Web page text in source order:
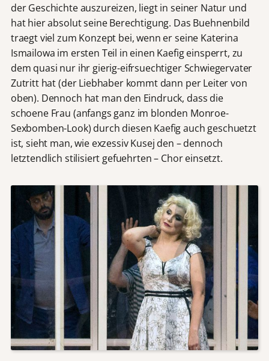
der Geschichte auszureizen, liegt in seiner Natur und
hat hier absolut seine Berechtigung. Das Buehnenbild
traegt viel zum Konzept bei, wenn er seine Katerina
Ismailowa im ersten Teil in einen Kaefig einsperrt, zu
dem quasi nur ihr gierig-eifrsuechtiger Schwiegervater
Zutritt hat (der Liebhaber kommt dann per Leiter von
oben). Dennoch hat man den Eindruck, dass die
schoene Frau (anfangs ganz im blonden Monroe-
Sexbomben-Look) durch diesen Kaefig auch geschuetzt
ist, sieht man, wie exzessiv Kusej den – dennoch
letztendlich stilisiert gefuehrten – Chor einsetzt.